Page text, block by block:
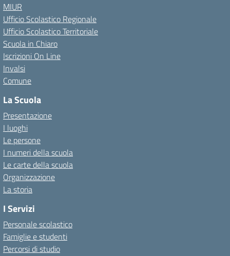
MIUR
Ufficio Scolastico Regionale
Ufficio Scolastico Territoriale
Scuola in Chiaro
Iscrizioni On Line
Invalsi
Comune
La Scuola
Presentazione
I luoghi
Le persone
I numeri della scuola
Le carte della scuola
Organizzazione
La storia
I Servizi
Personale scolastico
Famiglie e studenti
Percorsi di studio